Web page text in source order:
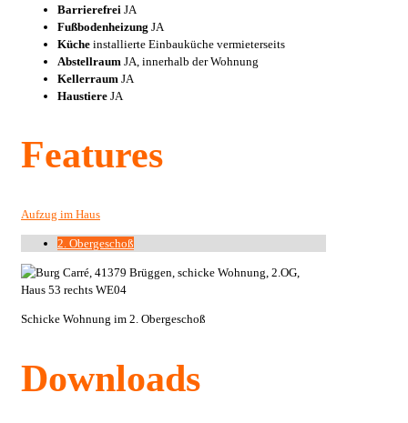
Barrierefrei JA
Fußbodenheizung JA
Küche installierte Einbauküche vermieterseits
Abstellraum JA, innerhalb der Wohnung
Kellerraum JA
Haustiere JA
Features
Aufzug im Haus
2. Obergeschoß
Schicke Wohnung im 2. Obergeschoß
Downloads